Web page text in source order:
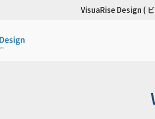
VisuaRise Design (